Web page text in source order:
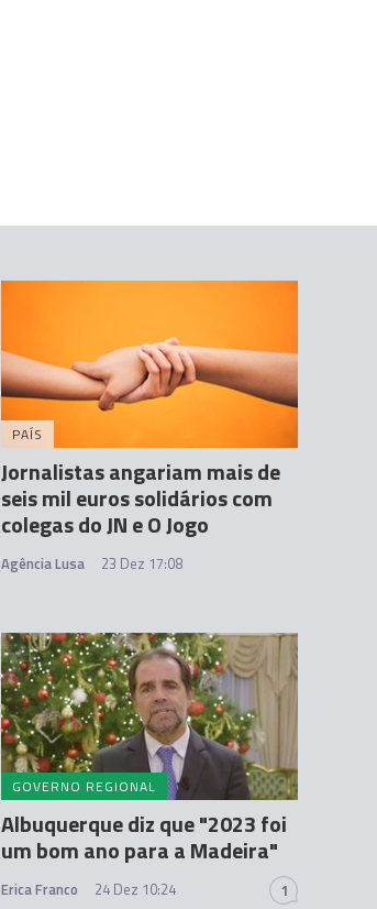
PAÍS
Jornalistas angariam mais de
seis mil euros solidários com
colegas do JN e O Jogo
Agência Lusa 23 Dez 17:08
GOVERNO REGIONAL
Albuquerque diz que "2023 foi
um bom ano para a Madeira"
Erica Franco 24 Dez 10:24 1